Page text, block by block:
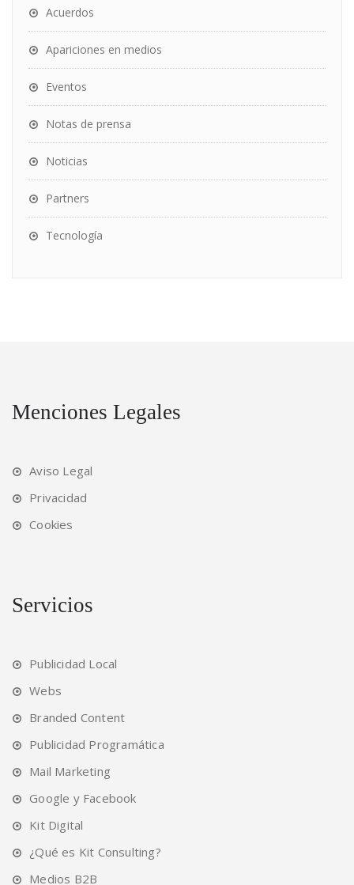
Acuerdos
Apariciones en medios
Eventos
Notas de prensa
Noticias
Partners
Tecnología
Menciones Legales
Aviso Legal
Privacidad
Cookies
Servicios
Publicidad Local
Webs
Branded Content
Publicidad Programática
Mail Marketing
Google y Facebook
Kit Digital
¿Qué es Kit Consulting?
Medios B2B